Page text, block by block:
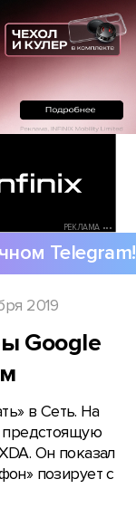
РЕКЛАМА •••
Telegram!
2019
Google
в Сеть. На
предстоящую
Он показал
позирует с